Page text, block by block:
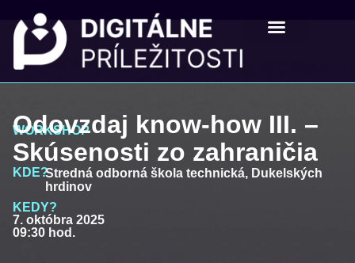
WORKSHOP
Odovzdaj know-how III. –
Skúsenosti zo zahraničia
KDE?Stredná odborná škola technická, Dukelských
hrdinov
KEDY?
7. októbra 2025
09:30 hod.